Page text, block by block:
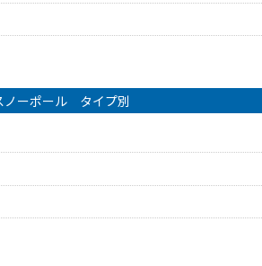
ノーポール タイプ別